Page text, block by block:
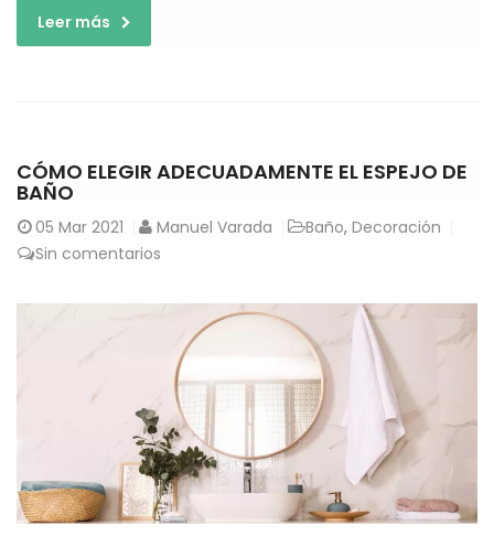
Leer más
CÓMO ELEGIR ADECUADAMENTE EL ESPEJO DE
BAÑO
05 Mar 2021 Manuel Varada Baño, Decoración
Sin comentarios